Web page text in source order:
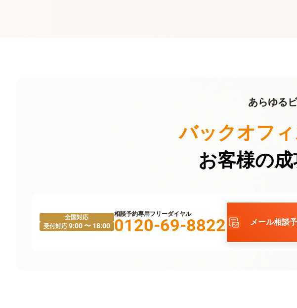
あらゆる
バックオフィ
お客様の
全国対応
受付対応 9:00 〜 18:00
相談予約専用フリーダイヤル
0120-69-8822 メール相談